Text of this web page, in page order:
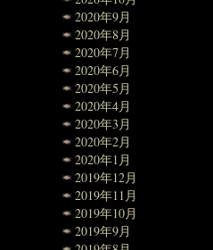
2020年9月
2020年8月
2020年7月
2020年6月
2020年5月
2020年4月
2020年3月
2020年2月
2020年1月
2019年12月
2019年11月
2019年10月
2019年9月